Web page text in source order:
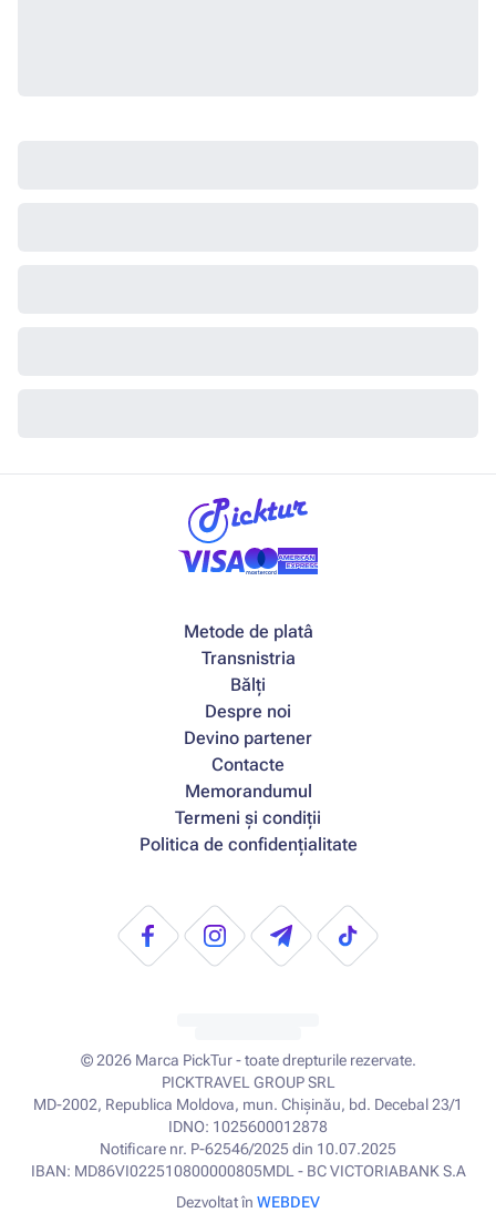
Metode de platâ
Transnistria
Bălți
Despre noi
Devino partener
Contacte
Memorandumul
Termeni și condiții
Politica de confidențialitate
© 2026 Marca PickTur - toate drepturile rezervate.
PICKTRAVEL GROUP SRL
MD-2002, Republica Moldova, mun. Chișinău, bd. Decebal 23/1
IDNO: 1025600012878
Notificare nr. P-62546/2025 din 10.07.2025
IBAN: MD86VI022510800000805MDL - BC VICTORIABANK S.A
Dezvoltat în WEBDEV